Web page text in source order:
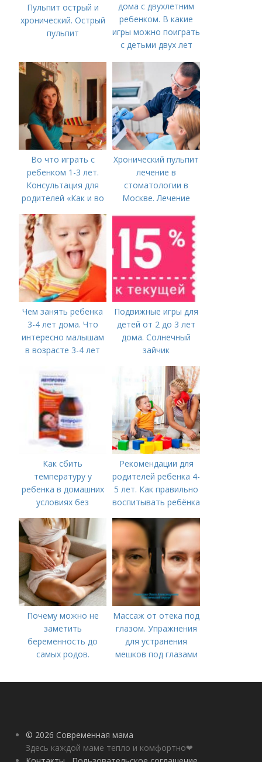
Пульпит острый и
хронический. Острый
пульпит
дома с двухлетним
ребенком. В какие
игры можно поиграть
с детьми двух лет
Во что играть с
ребенком 1-3 лет.
Консультация для
родителей «Как и во
ребенком от 1,5 до 3
лет»
Хронический пульпит
лечение в
стоматологии в
Москве. Лечение
Московской области
Чем занять ребенка
3-4 лет дома. Что
интересно малышам
в возрасте 3-4 лет
Подвижные игры для
детей от 2 до 3 лет
дома. Солнечный
зайчик
Как сбить
температуру у
ребенка в домашних
условиях без
причины высокой
температуры у
ребенка?
Рекомендации для
родителей ребенка 4-
5 лет. Как правильно
воспитывать ребёнка
Почему можно не
заметить
беременность до
самых родов.
беременность: что
Массаж от отека под
глазом. Упражнения
для устранения
мешков под глазами
© 2026 Современная мама
Здесь каждой маме тепло и комфортно❤